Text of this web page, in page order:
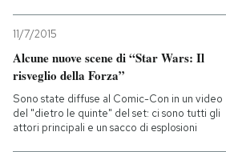
11/7/2015
Alcune nuove scene di “Star Wars: Il
risveglio della Forza”
Sono state diffuse al Comic-Con in un video
del "dietro le quinte" del set: ci sono tutti gli
attori principali e un sacco di esplosioni